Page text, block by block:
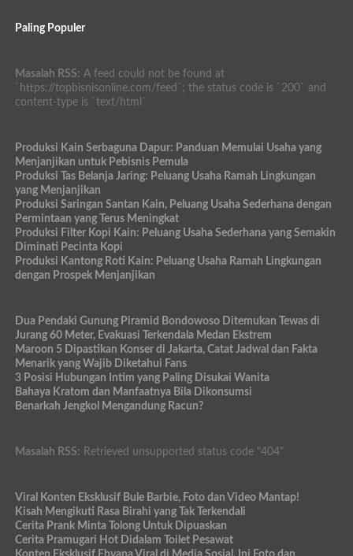
Paling Populer
Masalah RSS: A feed could not be found at
`https://topbisnisonline.com/feed`; the status code is `200` and
content-type is `text/html`
Produksi Kain Serbaguna Dapur: Panduan Memulai Usaha yang
Menjanjikan untuk Pebisnis Pemula
Produksi Tas Belanja Jaring: Peluang Usaha Ramah Lingkungan
yang Menjanjikan
Produksi Saringan Santan Kain, Peluang Usaha Sederhana dengan
Permintaan yang Terus Meningkat
Produksi Filter Kopi Kain: Peluang Usaha Sederhana yang Semakin
Diminati Pecinta Kopi
Produksi Kantong Roti Kain: Peluang Usaha Ramah Lingkungan
dengan Prospek Menjanjikan
Dua Pendaki Gunung Piramid Bondowoso Ditemukan Tewas di
Jurang 60 Meter, Evakuasi Terkendala Medan Ekstrem
Maroon 5 Dipastikan Konser di Jakarta, Catat Jadwal dan Fakta
Menarik yang Wajib Diketahui Fans
3 Posisi Hubungan Intim yang Paling Disukai Wanita
Bahaya Kratom dan Manfaatnya Bila Dikonsumsi
Benarkah Jengkol Mengandung Racun?
Masalah RSS: Retrieved unsupported status code "404"
Viral Konten Eksklusif Bule Barbie, Foto dan Video Mantap!
Kisah Mengikuti Rasa Birahi yang Tak Terkendali
Cerita Prank Minta Tolong Untuk Dipuaskan
Cerita Pramugari Hot Didalam Toilet Pesawat